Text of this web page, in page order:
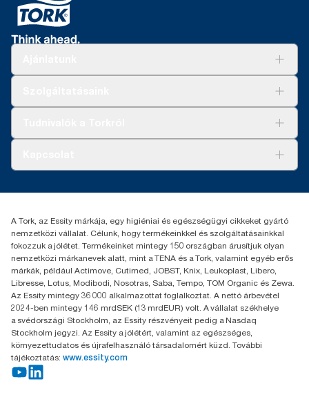
+36 1 392 2176
H-1021 Budapest
Budakeszi út 51.
A Tork, az Essity márkája, egy higiéniai és egészségügyi cikkeket gyártó
nemzetközi vállalat. Célunk, hogy termékeinkkel és szolgáltatásainkkal
fokozzuk a jólétet. Termékeinket mintegy 150 országban árusítjuk olyan
nemzetközi márkanevek alatt, mint a TENA és a Tork, valamint egyéb erős
márkák, például Actimove, Cutimed, JOBST, Knix, Leukoplast, Libero,
Libresse, Lotus, Modibodi, Nosotras, Saba, Tempo, TOM Organic és Zewa.
Az Essity mintegy 36 000 alkalmazottat foglalkoztat. A nettó árbevétel
2024-ben mintegy 146 mrdSEK (13 mrdEUR) volt. A vállalat székhelye
a svédországi Stockholm, az Essity részvényeit pedig a Nasdaq
Stockholm jegyzi. Az Essity a jólétért, valamint az egészséges,
környezettudatos és újrafelhasználó társadalomért küzd. További
tájékoztatás: www.essity.com